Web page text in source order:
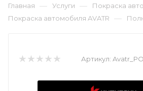
Главная — Услуги — Покраска
Покраска автомобиля AVATR —
Артикул: